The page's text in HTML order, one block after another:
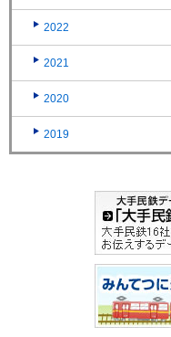
2022
2021
2020
2019